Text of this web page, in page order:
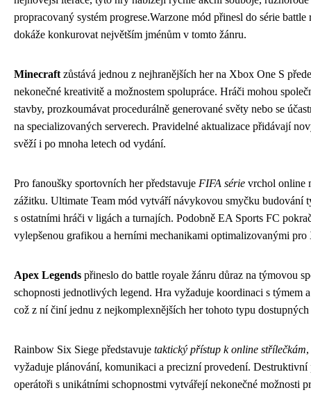
propracovaný systém progrese.Warzone mód přinesl do série
dokáže konkurovat největším jménům v tomto žánru.
Minecraft zůstává jednou z nejhranějších her na Xbox One S
nekonečné kreativitě a možnostem spolupráce. Hráči mohou
stavby, prozkoumávat procedurálně generované světy nebo se
na specializovaných serverech. Pravidelné aktualizace přidávají
svěží i po mnoha letech od vydání.
Pro fanoušky sportovních her představuje FIFA série vrchol online
zážitku. Ultimate Team mód vytváří návykovou smyčku budování
s ostatními hráči v ligách a turnajích. Podobně EA Sports FC
vylepšenou grafikou a herními mechanikami optimalizovanými
Apex Legends přineslo do battle royale žánru důraz na týmovou
schopnosti jednotlivých legend. Hra vyžaduje koordinaci s týmem
což z ní činí jednu z nejkomplexnějších her tohoto typu
Rainbow Six Siege představuje taktický přístup k online střílečkám
vyžaduje plánování, komunikaci a precizní provedení. Destruktivní
operátoři s unikátními schopnostmi vytvářejí nekonečné možnosti